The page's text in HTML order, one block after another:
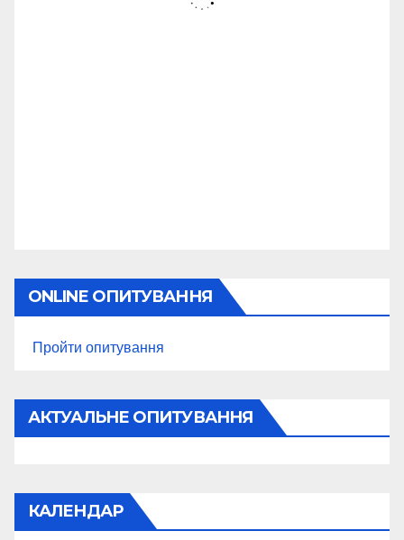
ONLINE ОПИТУВАННЯ
Пройти опитування
АКТУАЛЬНЕ ОПИТУВАННЯ
КАЛЕНДАР